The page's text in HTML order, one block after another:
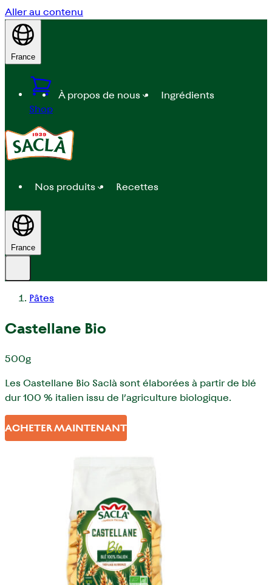
Aller au contenu
France
Shop
À propos de nous Ingrédients
Nos produits Recettes
France
Pâtes
Castellane Bio
500g
Les Castellane Bio Saclà sont élaborées à partir de blé
dur 100 % italien issu de l’agriculture biologique.
ACHETER MAINTENANT